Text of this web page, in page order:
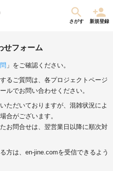
さがす 新規登録
せフォーム
」をご確認ください。
るご質問は、各プロジェクトページ
ルでお問い合わせください。
ただいておりますが、混雑状況によ
合がございます。
お問合せは、翌営業日以降に順次対
方は、en-jine.comを受信できるよう